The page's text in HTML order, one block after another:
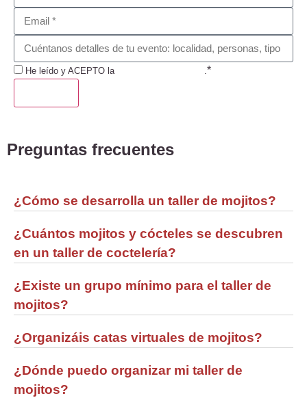
He leído y ACEPTO la .*
Preguntas frecuentes
¿Cómo se desarrolla un taller de mojitos?
¿Cuántos mojitos y cócteles se descubren
en un taller de coctelería?
¿Existe un grupo mínimo para el taller de
mojitos?
¿Organizáis catas virtuales de mojitos?
¿Dónde puedo organizar mi taller de
mojitos?